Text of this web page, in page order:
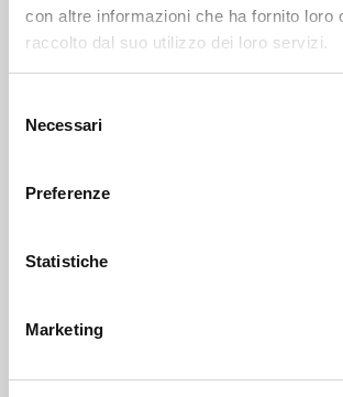
con altre informazioni che ha fornito loro
raccolto dal suo utilizzo dei loro servizi.
delNecessari
Preferenze
Statistiche
Marketing